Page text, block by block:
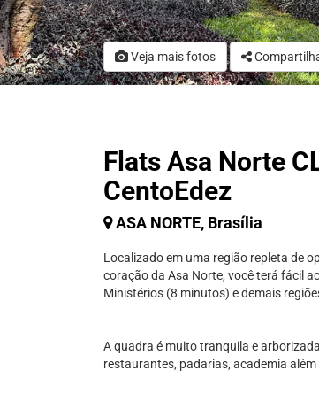
Veja mais fotos
Flats Asa Norte
CentoEdez
ASA NORTE, Brasília
Localizado em uma região repleta de
coração da Asa Norte, você terá fácil
Ministérios (8 minutos) e demais
A quadra é muito tranquila e
restaurantes, padarias, academia